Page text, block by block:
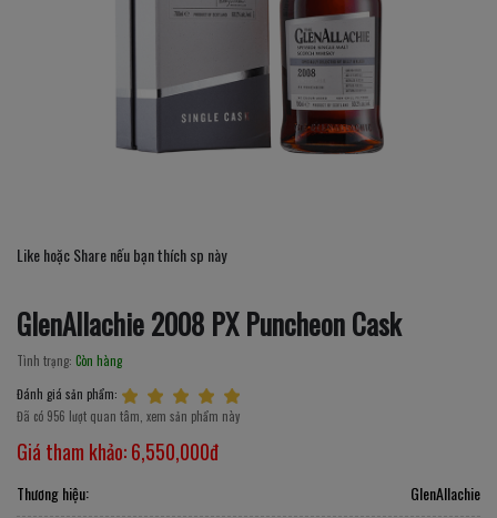
Like hoặc Share nếu bạn thích sp này
GlenAllachie 2008 PX Puncheon Cask
Tình trạng: Còn hàng
Đánh giá sản phẩm:
Đã có 956 lượt quan tâm, xem sản phẩm này
Giá tham khảo:6,550,000đ
Thương hiệu: GlenAllachie